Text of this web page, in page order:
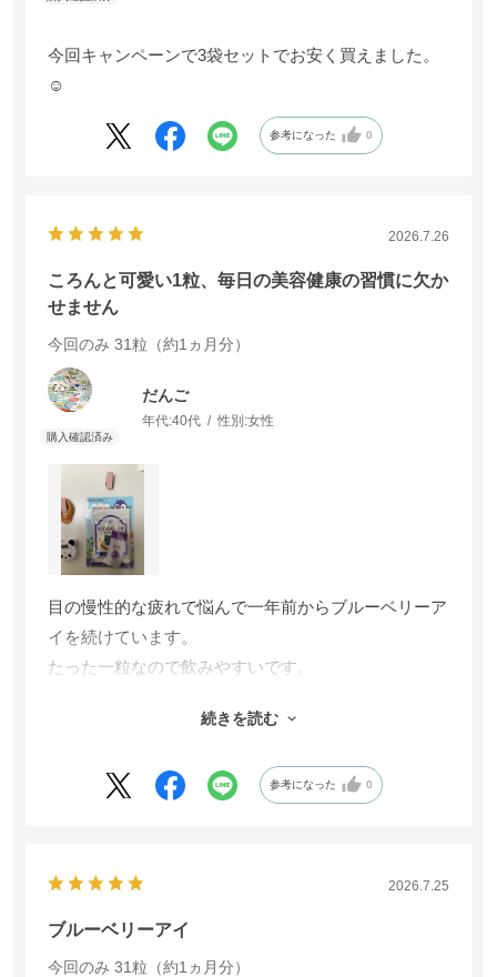
今回キャンペーンで3袋セットでお安く買えました。
☺️
参考になった 0
2026.7.26
ころんと可愛い1粒、毎日の美容健康の習慣に欠か
せません
今回のみ 31粒（約1ヵ月分）
だんご
年代:40代 性別:女性
目の慢性的な疲れで悩んで一年前からブルーベリーア
イを続けています。
たった一粒なので飲みやすいです。
いてから使っています。旅行時にもいいです。これが
目を労わろうとするようになりました。
続きを読む
参考になった 0
2026.7.25
ブルーベリーアイ
今回のみ 31粒（約1ヵ月分）